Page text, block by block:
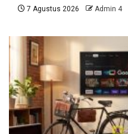
7 Agustus 2026 Admin 4